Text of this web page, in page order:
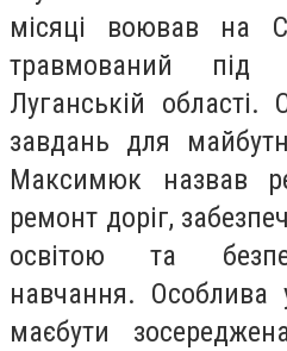
місяці воював на
травмований
Луганській області.
завдань для
Максимюк назвав
ремонт доріг,
освітою та
навчання. Особлива
маєбути